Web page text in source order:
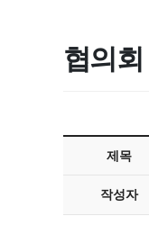
협의
제목
작성자